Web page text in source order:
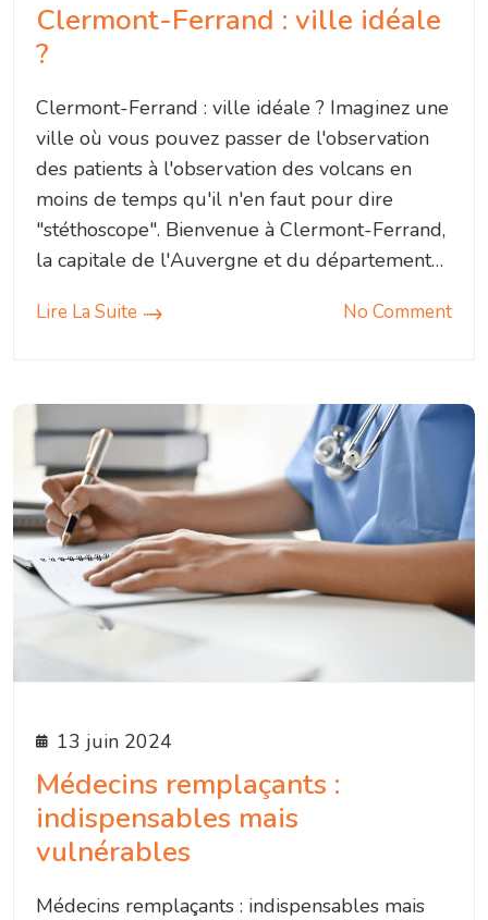
Clermont-Ferrand : ville idéale
?
Clermont-Ferrand : ville idéale ? Imaginez une
ville où vous pouvez passer de l'observation
des patients à l'observation des volcans en
moins de temps qu'il n'en faut pour dire
"stéthoscope". Bienvenue à Clermont-Ferrand,
la capitale de l'Auvergne et du département…
Lire La Suite No Comment
13 juin 2024
Médecins remplaçants :
indispensables mais
vulnérables
Médecins remplaçants : indispensables mais